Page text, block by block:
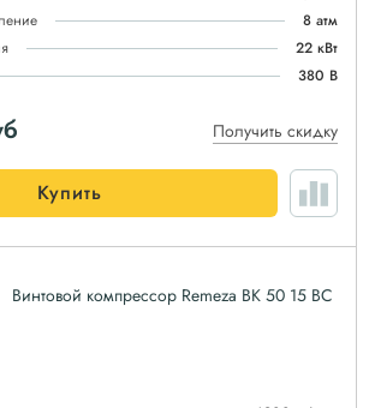
8 атм
22 кВт
380 В
Получить скидку
Купить
Винтовой компрессор Remeza ВК 50 15 ВС